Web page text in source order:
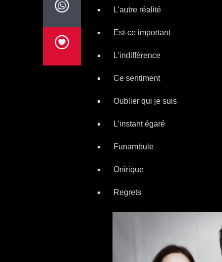
L’autre réalité
Est-ce important
L’indifférence
Ce sentiment
Oublier qui je suis
L’instant égaré
Funambule
Onirique
Regrets